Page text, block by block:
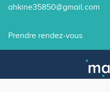
ahkine35850@gmail.com
Prendre rendez-vous